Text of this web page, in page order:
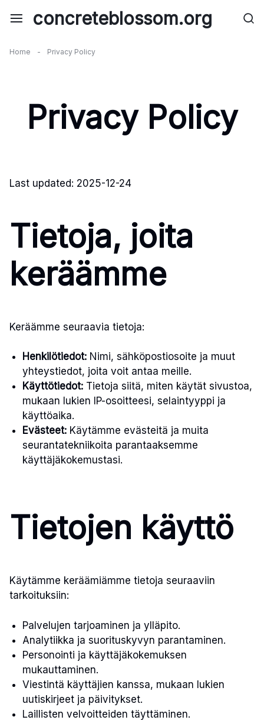
concreteblossom.org
Home - Privacy Policy
Privacy Policy
Last updated: 2025-12-24
Tietoja, joita
keräämme
Keräämme seuraavia tietoja:
Henkilötiedot: Nimi, sähköpostiosoite ja muut
yhteystiedot, joita voit antaa meille.
Käyttötiedot: Tietoja siitä, miten käytät sivustoa,
mukaan lukien IP-osoitteesi, selaintyyppi ja
käyttöaika.
Evästeet: Käytämme evästeitä ja muita
seurantatekniikoita parantaaksemme
käyttäjäkokemustasi.
Tietojen käyttö
Käytämme keräämiämme tietoja seuraaviin
tarkoituksiin:
Palvelujen tarjoaminen ja ylläpito.
Analytiikka ja suorituskyvyn parantaminen.
Personointi ja käyttäjäkokemuksen
mukauttaminen.
Viestintä käyttäjien kanssa, mukaan lukien
uutiskirjeet ja päivitykset.
Laillisten velvoitteiden täyttäminen.